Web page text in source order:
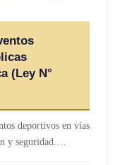
(Ley N°
deportivos en vías
y seguridad.…